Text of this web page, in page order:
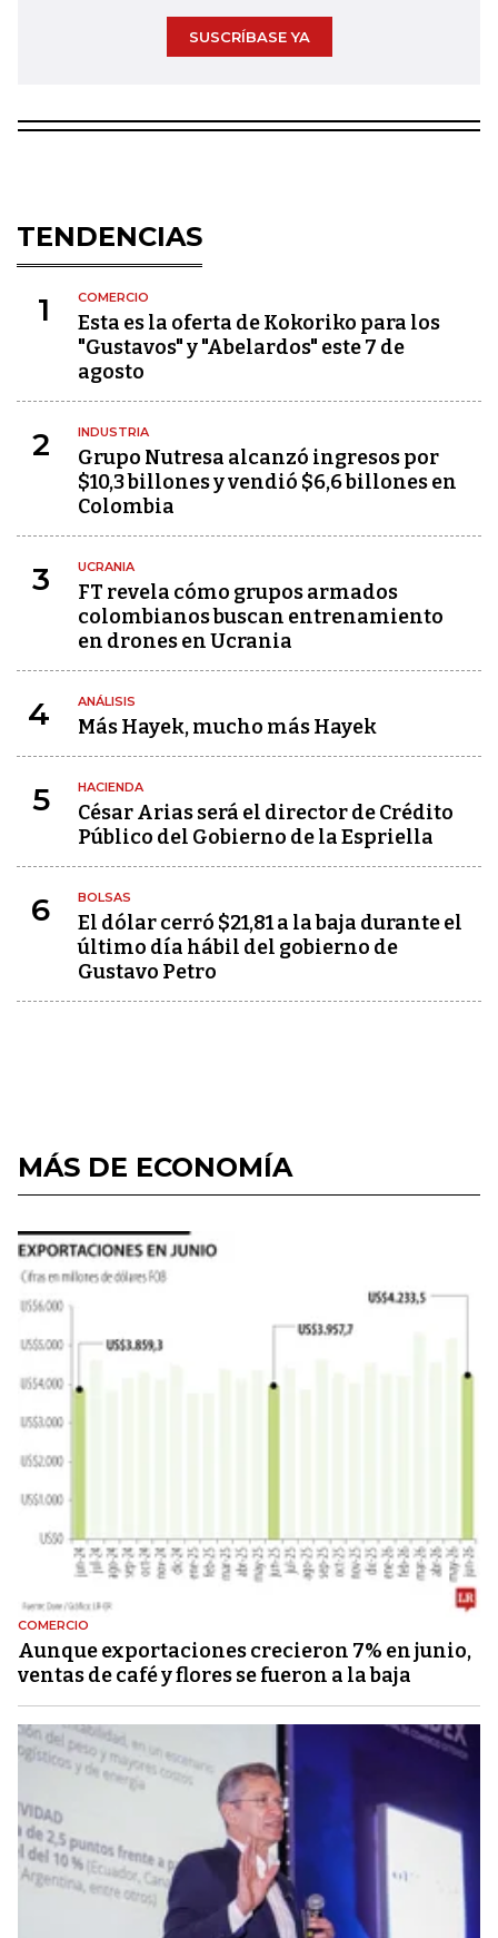
SUSCRÍBASE YA
TENDENCIAS
1 COMERCIO
Esta es la oferta de Kokoriko para los
"Gustavos" y "Abelardos" este 7 de
agosto
2 INDUSTRIA
Grupo Nutresa alcanzó ingresos por
$10,3 billones y vendió $6,6 billones en
Colombia
3 UCRANIA
FT revela cómo grupos armados
colombianos buscan entrenamiento
en drones en Ucrania
4 ANÁLISIS
Más Hayek, mucho más Hayek
5 HACIENDA
César Arias será el director de Crédito
Público del Gobierno de la Espriella
6 BOLSAS
El dólar cerró $21,81 a la baja durante el
último día hábil del gobierno de
Gustavo Petro
MÁS DE ECONOMÍA
COMERCIO
Aunque exportaciones crecieron 7% en junio,
ventas de café y flores se fueron a la baja